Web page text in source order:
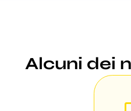
Alcuni dei